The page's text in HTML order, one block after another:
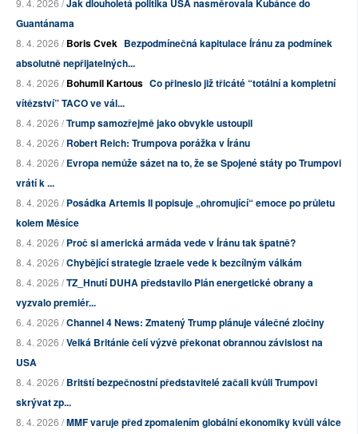
9. 4. 2026 /Jak dlouholetá politika USA nasměrovala Kubánce do
Guantánama
8. 4. 2026 /Boris Cvek Bezpodmínečná kapitulace Íránu za podmínek
absolutně nepřijatelných...
8. 4. 2026 /Bohumil Kartous Co přineslo již třicáté “totální a kompletní
vítězství” TACO ve vál...
8. 4. 2026 /Trump samozřejmě jako obvykle ustoupil
8. 4. 2026 /Robert Reich: Trumpova porážka v Íránu
8. 4. 2026 /Evropa nemůže sázet na to, že se Spojené státy po Trumpovi
vrátí k ...
8. 4. 2026 /Posádka Artemis II popisuje „ohromující“ emoce po průletu
kolem Měsíce
8. 4. 2026 /Proč si americká armáda vede v Íránu tak špatně?
8. 4. 2026 /Chybějící strategie Izraele vede k bezcílným válkám
8. 4. 2026 /TZ_Hnutí DUHA představilo Plán energetické obrany a
vyzvalo premiér...
6. 4. 2026 /Channel 4 News: Zmatený Trump plánuje válečné zločiny
8. 4. 2026 /Velká Británie čelí výzvě překonat obrannou závislost na
USA
8. 4. 2026 /Britští bezpečnostní představitelé začali kvůli Trumpovi
skrývat zp...
8. 4. 2026 /MMF varuje před zpomalením globální ekonomiky kvůli válce